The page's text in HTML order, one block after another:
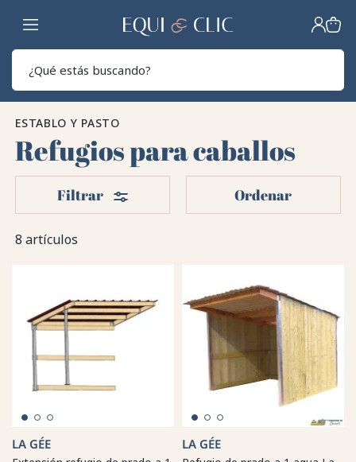
Hogar
ESTABLO Y PASTO
Refugios para caballos
8 artículos
Filtrar Filtros Ordenar
LA GÉE LA GÉE